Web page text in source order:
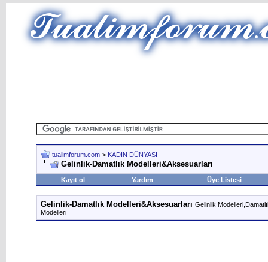
tualimforum.com > KADIN DÜNYASI
Gelinlik-Damatlık Modelleri&Aksesuarları
Kayıt ol Yardım Üye Listesi
Gelinlik-Damatlık Modelleri&Aksesuarları Gelinlik
Modelleri